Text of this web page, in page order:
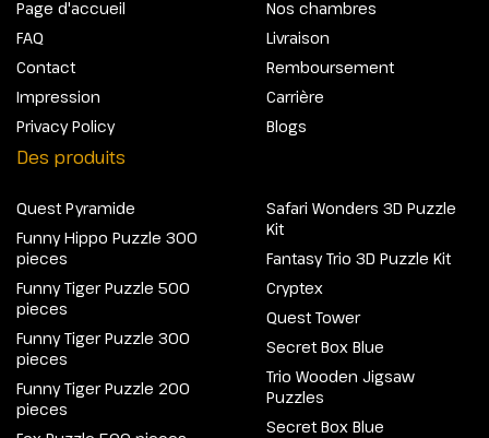
Page d'accueil
FAQ
Contact
Impression
Privacy Policy
Nos chambres
Livraison
Remboursement
Carrière
Blogs
Des produits
Quest Pyramide
Funny Hippo Puzzle 300
pieces
Funny Tiger Puzzle 500
pieces
Funny Tiger Puzzle 300
pieces
Funny Tiger Puzzle 200
pieces
Safari Wonders 3D Puzzle
Kit
Fantasy Trio 3D Puzzle Kit
Cryptex
Quest Tower
Secret Box Blue
Trio Wooden Jigsaw
Puzzles
Secret Box Blue